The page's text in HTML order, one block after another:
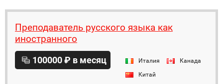
Преподаватель русского языка как
иностранного
100000 ₽ в месяц Италия
Канада
Китай